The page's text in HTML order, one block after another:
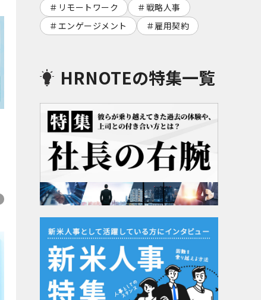
リモートワーク
戦略人事
エンゲージメント
雇用契約
HRNOTEの特集一覧